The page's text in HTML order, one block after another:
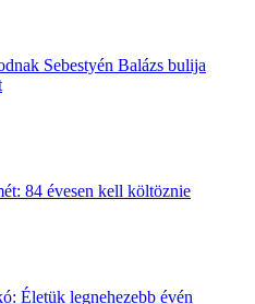
Sebestyén Balázs bulija
84 évesen kell költöznie
Életük legnehezebb évén